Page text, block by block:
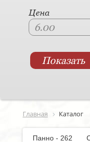
Цена
Главная Каталог
Панно - 262